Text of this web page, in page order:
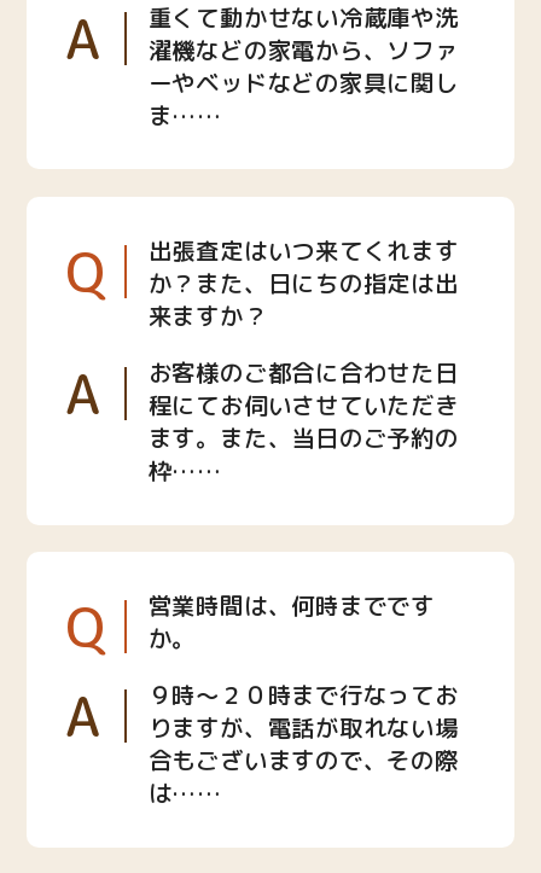
A
重くて動かせない冷蔵庫や洗
濯機などの家電から、ソファ
ーやベッドなどの家具に関し
ま……
Q
出張査定はいつ来てくれます
か？また、日にちの指定は出
来ますか？
A
お客様のご都合に合わせた日
程にてお伺いさせていただき
ます。また、当日のご予約の
枠……
Q
営業時間は、何時までです
か。
A
９時〜２０時まで行なってお
りますが、電話が取れない場
合もございますので、その際
は……